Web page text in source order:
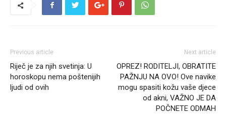
Previous article
Riječ je za njih svetinja: U
horoskopu nema poštenijih
ljudi od ovih
Next article
OPREZ! RODITELJI, OBRATITE
PAŽNJU NA OVO! Ove navike
mogu spasiti kožu vaše djece
od akni, VAŽNO JE DA
POČNETE ODMAH